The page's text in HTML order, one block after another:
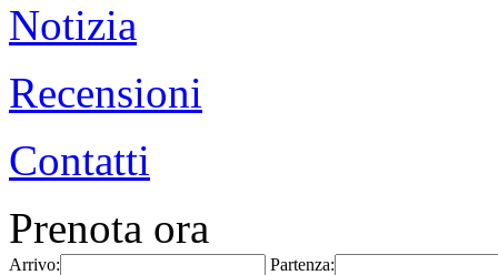
Notizia
Recensioni
Contatti
Prenota ora
Arrivo: Partenza: